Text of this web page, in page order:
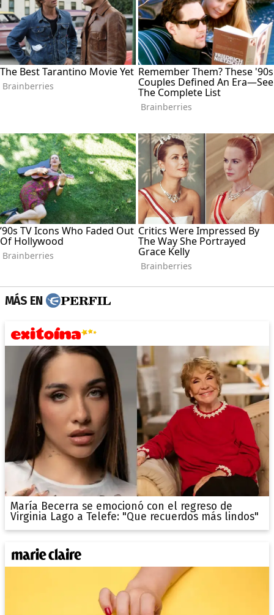
MÁS EN
María Becerra se emocionó con el regreso de
Virginia Lago a Telefe: "Que recuerdos más lindos"